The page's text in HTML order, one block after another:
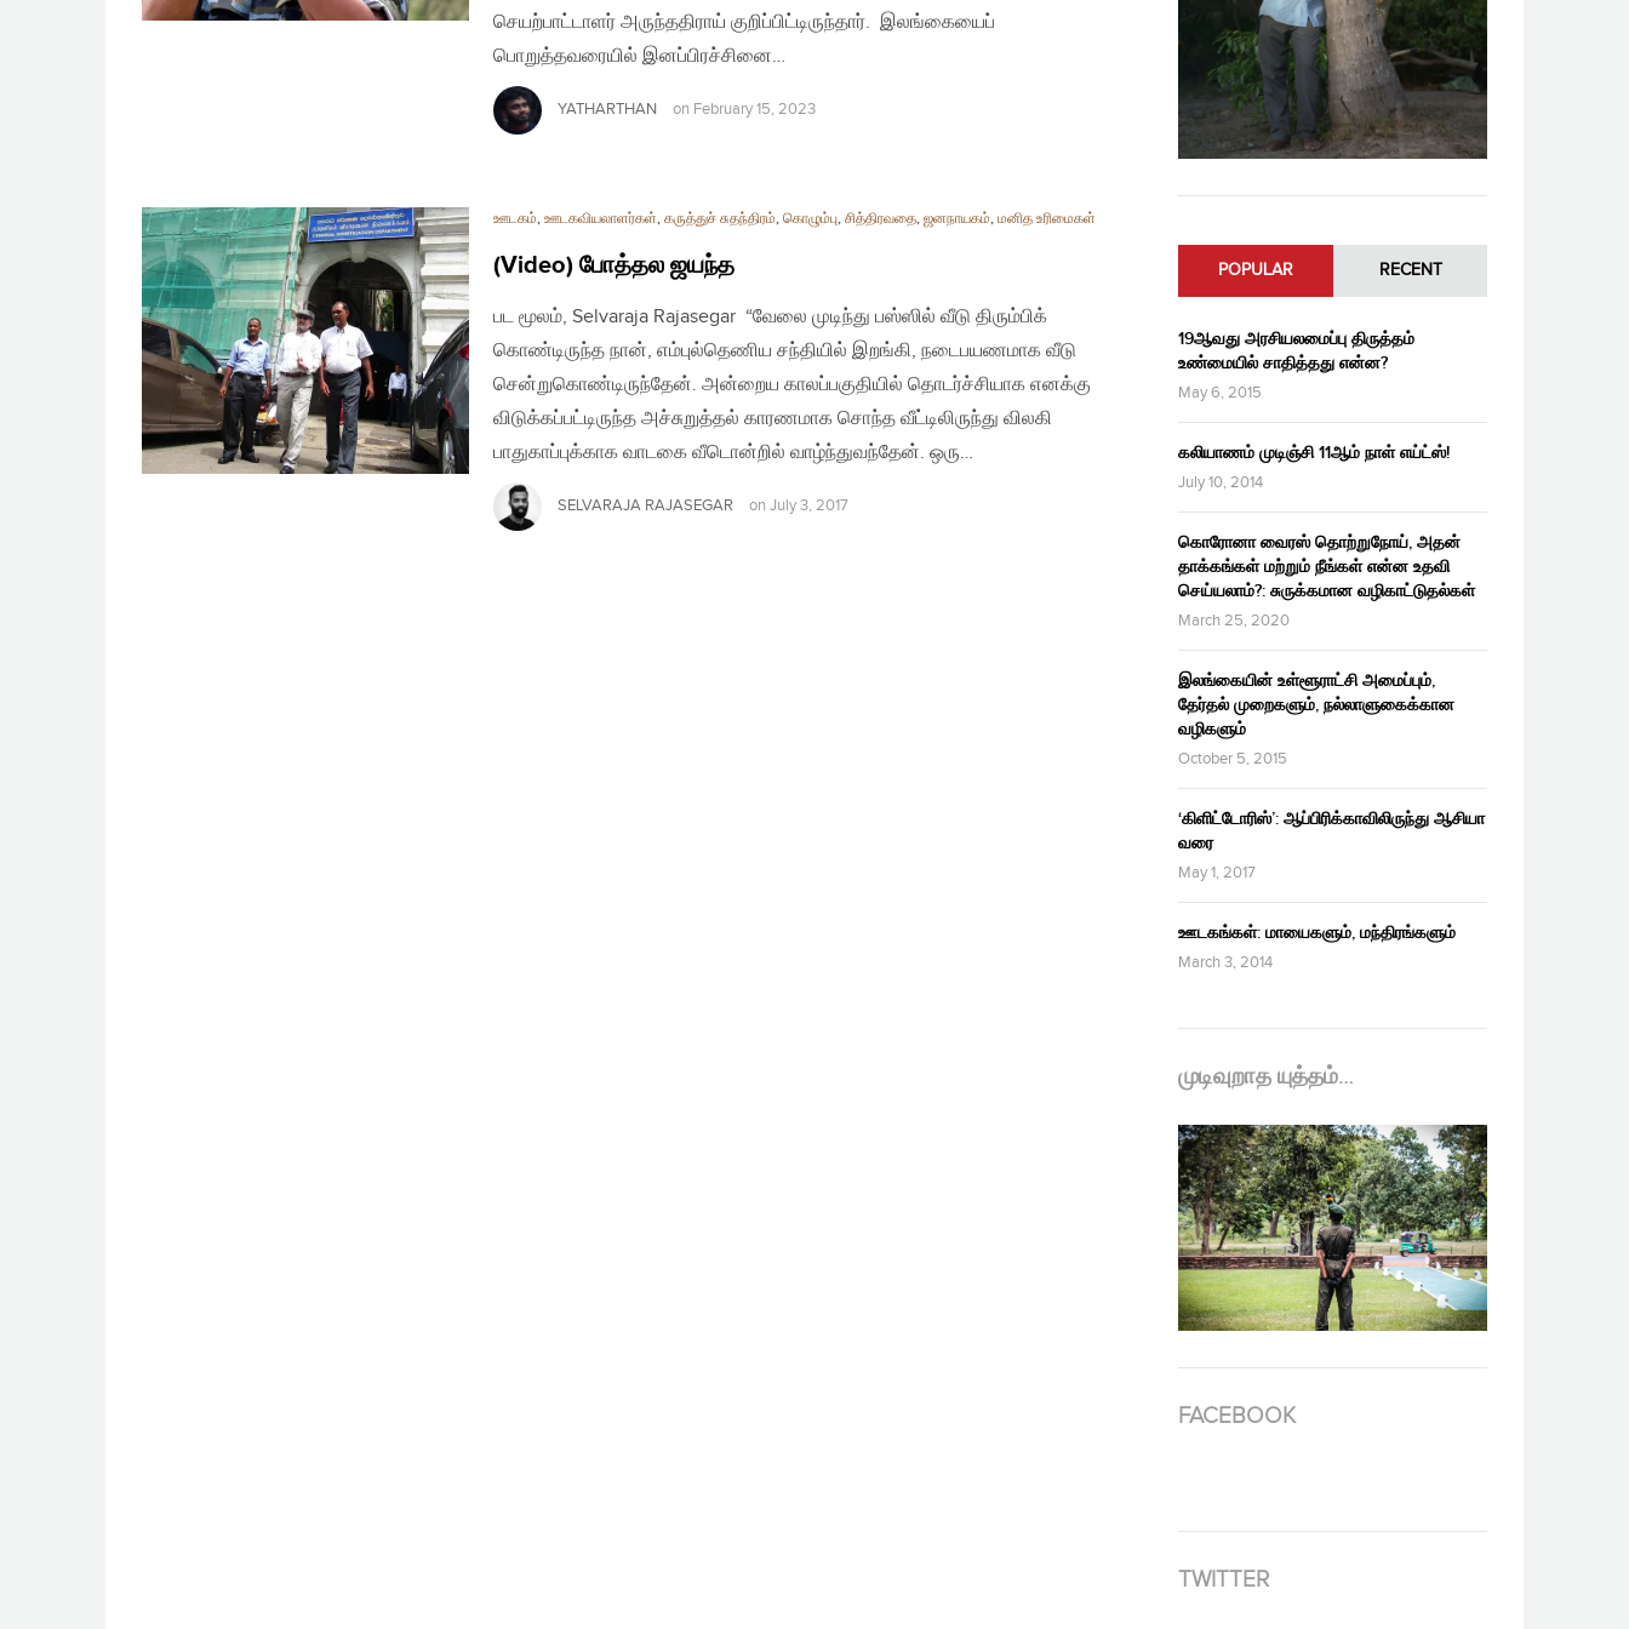
செயற்பாட்டாளர் அருந்ததிராய் குறிப்பிட்டிருந்தார். இலங்கையைப்
பொறுத்தவரையில் இனப்பிரச்சினை…
YATHARTHAN on February 15, 2023
ஊடகம், ஊடகவியலாளர்கள், கருத்துச் சுதந்திரம், கொழும்பு, சித்திரவதை, ஜனநாயகம், மனித உரிமைகள்
(Video) போத்தல ஜயந்த
பட மூலம், Selvaraja Rajasegar “வேலை முடிந்து பஸ்ஸில் வீடு திரும்பிக்
கொண்டிருந்த நான், எம்புல்தெணிய சந்தியில் இறங்கி, நடைபயணமாக வீடு
சென்றுகொண்டிருந்தேன். அன்றைய காலப்பகுதியில் தொடர்ச்சியாக எனக்கு
விடுக்கப்பட்டிருந்த அச்சுறுத்தல் காரணமாக சொந்த வீட்டிலிருந்து விலகி
பாதுகாப்புக்காக வாடகை வீடொன்றில் வாழ்ந்துவந்தேன். ஒரு…
SELVARAJA RAJASEGAR on July 3, 2017
POPULAR RECENT
19ஆவது அரசியலமைப்பு திருத்தம்
உண்மையில் சாதித்தது என்ன?
May 6, 2015
கலியாணம் முடிஞ்சி 11ஆம் நாள் எய்ட்ஸ்!
July 10, 2014
கொரோனா வைரஸ் தொற்றுநோய், அதன்
தாக்கங்கள் மற்றும் நீங்கள் என்ன உதவி
செய்யலாம்?: சுருக்கமான வழிகாட்டுதல்கள்
March 25, 2020
இலங்கையின் உள்ளூராட்சி அமைப்பும்,
தேர்தல் முறைகளும், நல்லாளுகைக்கான
வழிகளும்
October 5, 2015
‘கிளிட்டோரிஸ்’: ஆப்பிரிக்காவிலிருந்து ஆசியா
வரை
May 1, 2017
ஊடகங்கள்: மாயைகளும், மந்திரங்களும்
March 3, 2014
முடிவுறாத யுத்தம்…
FACEBOOK
TWITTER